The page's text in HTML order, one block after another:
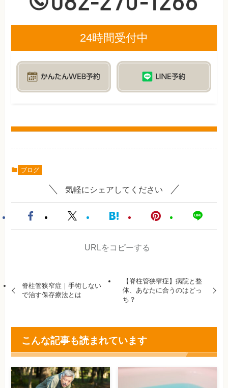
24時間受付中
ブログ
気軽にシェアしてください
URLをコピーする
脊柱管狭窄症｜手術しない
で治す保存療法とは
【脊柱管狭窄症】病院と整
体、あなたに合うのはどっ
ち？
こんな記事も読まれています